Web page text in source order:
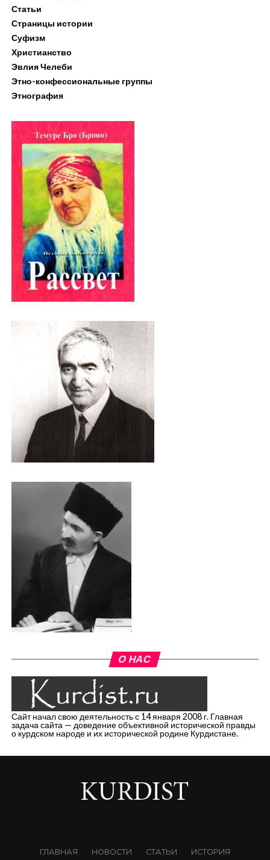
Статьи
Страницы истории
Суфизм
Христианство
Эвлия Челеби
Этно-конфессиональные группы
Этнография
О НАС
Сайт начал свою деятельность с 14 января 2008 г. Главная
задача сайта — доведение объективной исторической правды
о курдском народе и их исторической родине Курдистане.
ГЛАВНАЯ НОВОСТИ СТАТЬИ ИСТОРИЯ